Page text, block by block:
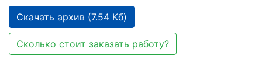
Скачать архив (7.54 Кб)
Сколько стоит заказать работу?